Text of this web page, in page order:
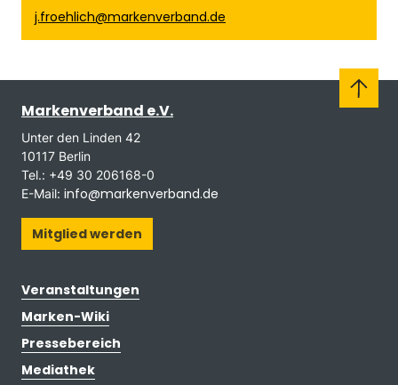
j.froehlich@markenverband.de
Markenverband e.V.
Unter den Linden 42
10117 Berlin
Tel.: +49 30 206168-0
E-Mail: info@markenverband.de
Mitglied werden
Veranstaltungen
Marken-Wiki
Pressebereich
Mediathek